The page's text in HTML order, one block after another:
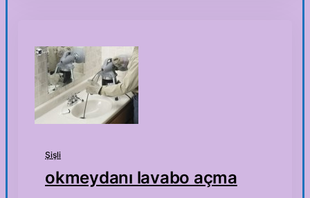
Şişli
okmeydanı lavabo açma